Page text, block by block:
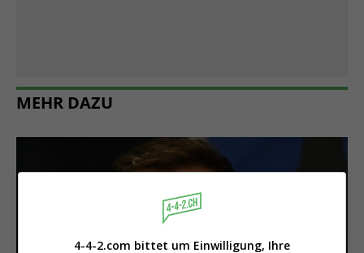
MEHR DAZU
4-4-2.com bittet um Einwilligung, Ihre